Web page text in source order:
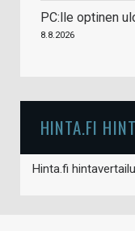
PC:lle optinen
8.8.2026
HINTA.FI
Hinta.fi hintavertailu